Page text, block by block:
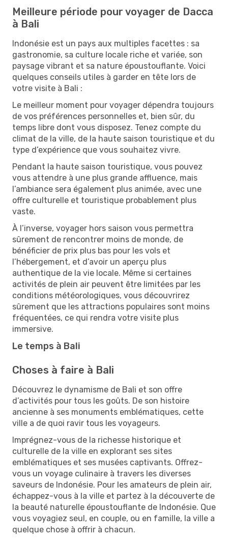
Meilleure période pour voyager de Dacca
à Bali
Indonésie est un pays aux multiples facettes : sa
gastronomie, sa culture locale riche et variée, son
paysage vibrant et sa nature époustouflante. Voici
quelques conseils utiles à garder en tête lors de
votre visite à Bali :
Le meilleur moment pour voyager dépendra toujours
de vos préférences personnelles et, bien sûr, du
temps libre dont vous disposez. Tenez compte du
climat de la ville, de la haute saison touristique et du
type d’expérience que vous souhaitez vivre.
Pendant la haute saison touristique, vous pouvez
vous attendre à une plus grande affluence, mais
l’ambiance sera également plus animée, avec une
offre culturelle et touristique probablement plus
vaste.
À l’inverse, voyager hors saison vous permettra
sûrement de rencontrer moins de monde, de
bénéficier de prix plus bas pour les vols et
l’hébergement, et d’avoir un aperçu plus
authentique de la vie locale. Même si certaines
activités de plein air peuvent être limitées par les
conditions météorologiques, vous découvrirez
sûrement que les attractions populaires sont moins
fréquentées, ce qui rendra votre visite plus
immersive.
Le temps à Bali
Choses à faire à Bali
Découvrez le dynamisme de Bali et son offre
d’activités pour tous les goûts. De son histoire
ancienne à ses monuments emblématiques, cette
ville a de quoi ravir tous les voyageurs.
Imprégnez-vous de la richesse historique et
culturelle de la ville en explorant ses sites
emblématiques et ses musées captivants. Offrez-
vous un voyage culinaire à travers les diverses
saveurs de Indonésie. Pour les amateurs de plein air,
échappez-vous à la ville et partez à la découverte de
la beauté naturelle époustouflante de Indonésie. Que
vous voyagiez seul, en couple, ou en famille, la ville a
quelque chose à offrir à chacun.